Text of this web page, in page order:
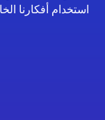
استخدام أفكارنا